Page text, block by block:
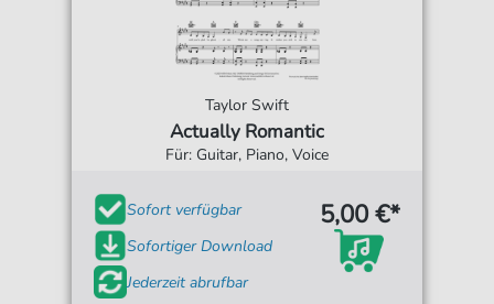
Taylor Swift
Actually Romantic
Für: Guitar, Piano, Voice
Sofort verfügbar
Sofortiger Download
Jederzeit abrufbar
5,00 €*